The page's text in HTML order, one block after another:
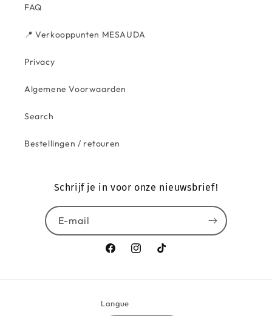
FAQ
📍 Verkooppunten MESAUDA
Privacy
Algemene Voorwaarden
Search
Bestellingen / retouren
Schrijf je in voor onze nieuwsbrief!
E-mail
FacebookInstagramTikTok
Langue